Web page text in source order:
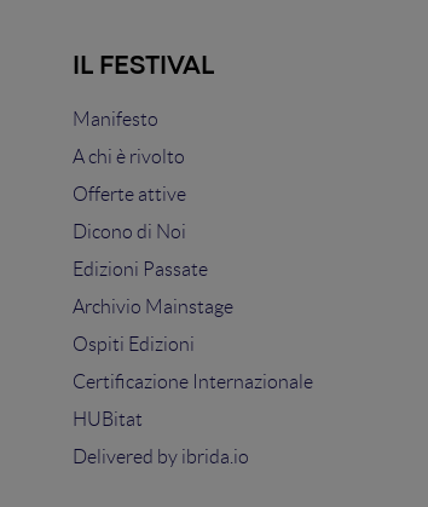
IL FESTIVAL
Manifesto
A chi è rivolto
Offerte attive
Dicono di Noi
Edizioni Passate
Archivio Mainstage
Ospiti Edizioni
Certificazione Internazionale
HUBitat
Delivered by ibrida.io